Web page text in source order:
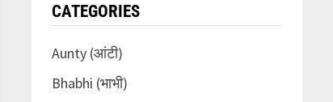
CATEGORIES
Aunty (आंटी)
Bhabhi (भाभी)